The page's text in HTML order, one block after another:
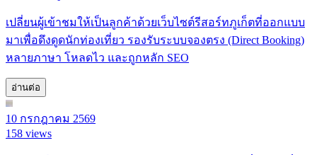
เปลี่ยนผู้เข้าชมให้เป็นลูกค้าด้วยเว็บไซต์รีสอร์ทภูเก็ตที่ออกแบบ
มาเพื่อดึงดูดนักท่องเที่ยว รองรับระบบจองตรง (Direct Booking)
หลายภาษา โหลดไว และถูกหลัก SEO
อ่านต่อ
10 กรกฎาคม 2569
158 views